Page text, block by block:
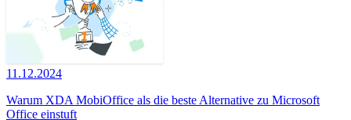
11.12.2024
Warum XDA MobiOffice als die beste Alternative zu Microsoft
Office einstuft